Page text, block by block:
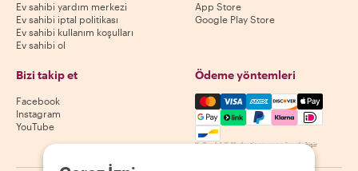
Ev sahibi yardım merkezi
Ev sahibi iptal politikası
Ev sahibi kullanım koşulları
Ev sahibi ol
App Store
Google Play Store
Bizi takip et
Facebook
Instagram
YouTube
Ödeme yöntemleri
Mastercard, Visa, Amex,
Kullanılabilirlik destinasyona göre değişir